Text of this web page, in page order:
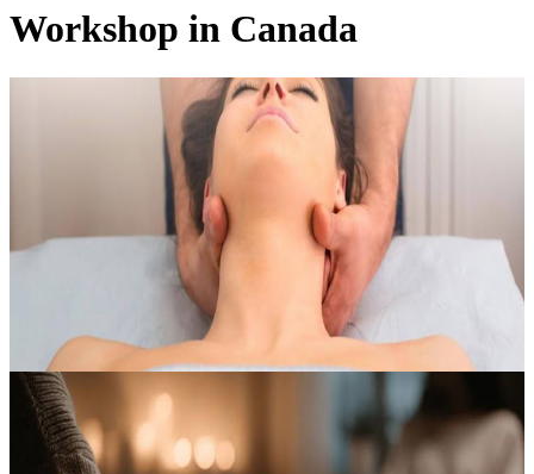
Workshop in Canada
7 giorni di ritiro
In soli sette giorni, questo ritiro offre un’esperienza rigenerante
pensata per favorire un profondo processo di guarigione e un vero
reset interiore. Un percorso che introduce un sistema di benessere...
Campbell River, Canada
Ritiro di 14 giorni